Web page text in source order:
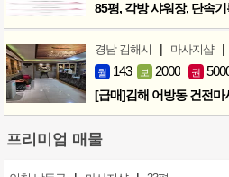
경남 김해시 | 마사지샵 |
월 143 보 2000 권
[급매]김해 어방동 건전마
프리미엄 매물